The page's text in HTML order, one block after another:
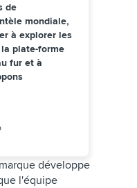
de
mondiale,
à explorer les
plate-forme
fur et à
développe
l'équipe